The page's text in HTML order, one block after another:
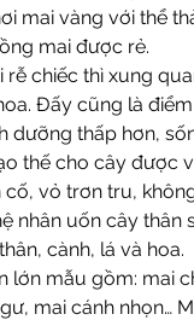
mai vàng với thể
mai được rẻ.
rễ chiếc thì xung
Đấy cũng là
dưỡng thấp hơn,
thế cho cây được
cố, vỏ trơn tru,
nhân uốn cây thân
cành, lá và hoa.
lớn mẫu gồm: mai
mai cánh nhọn…